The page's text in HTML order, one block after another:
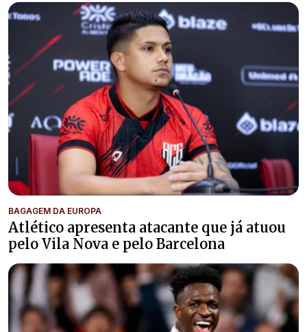
BAGAGEM DA EUROPA
Atlético apresenta atacante que já atuou
pelo Vila Nova e pelo Barcelona